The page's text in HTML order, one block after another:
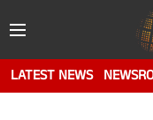
LATEST NEWS